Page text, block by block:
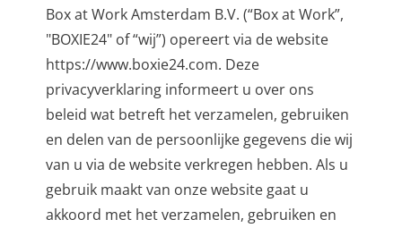
Box at Work Amsterdam B.V. (“Box at Work”,
"BOXIE24" of “wij”) opereert via de website
https://www.boxie24.com. Deze
privacyverklaring informeert u over ons
beleid wat betreft het verzamelen, gebruiken
en delen van de persoonlijke gegevens die wij
van u via de website verkregen hebben. Als u
gebruik maakt van onze website gaat u
akkoord met het verzamelen, gebruiken en